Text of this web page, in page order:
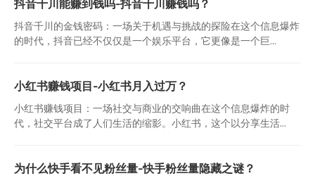
抖音千川能赚到钱吗-抖音千川赚钱吗？
抖音千川的金钱密码：一场关于机遇与挑战的探险在这个信息爆炸
的时代，抖音已经不仅仅是一个娱乐平台，它更像是一个巨...
小红书赚钱项目-小红书月入过万？
小红书赚钱项目：一场社交与商业的交响曲在这个信息爆炸的时
代，社交平台成了人们生活的缩影。小红书，这个以分享生活...
为什么快手看不见粉丝量-快手粉丝量隐藏之谜？